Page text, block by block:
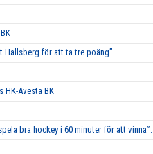
Hallsberg för att ta tre poäng”.
HK-Avesta BK
bra hockey i 60 minuter för att vinna”.